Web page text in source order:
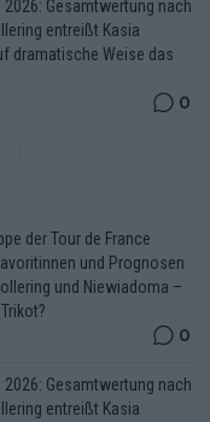
2026: Gesamtwertung nach
entreißt Kasia
dramatische Weise das
0
der Tour de France
und Prognosen
und Niewiadoma –
0
2026: Gesamtwertung nach
entreißt Kasia